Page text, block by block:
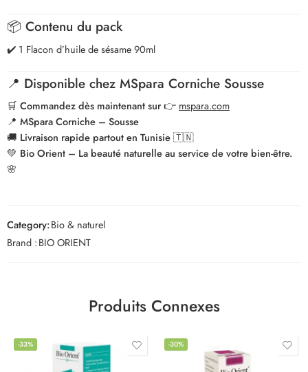
📦 Contenu du pack
✔️ 1 Flacon d’huile de sésame 90ml
📍 Disponible chez MSpara Corniche Sousse
🛒 Commandez dès maintenant sur👉 mspara.com
📍 MSpara Corniche – Sousse
🚚 Livraison rapide partout en Tunisie 🇹🇳
💚 Bio Orient – La beauté naturelle au service de votre bien-être.
🌸
Category:Bio & naturel
Brand :BIO ORIENT
Produits Connexes
-33% -30%